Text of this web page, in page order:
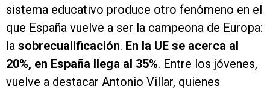
sistema educativo produce otro fenómeno en el
que España vuelve a ser la campeona de Europa:
la sobrecualificación. En la UE se acerca al
20%, en España llega al 35%. Entre los jóvenes,
vuelve a destacar Antonio Villar, quienes